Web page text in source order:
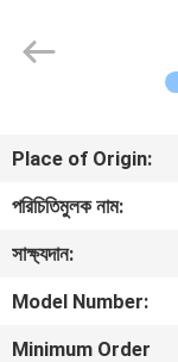
পণ্য
AUTOMATIC
CONTROL
Place of Origin:
পরিচিতিমুলক নাম:
সাক্ষ্যদান:
Model Number:
Minimum Order